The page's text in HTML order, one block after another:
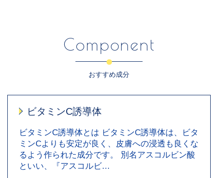
Component
おすすめ成分
ビタミンC誘導体
ビタミンC誘導体とは ビタミンC誘導体は、ビタ
ミンCよりも安定が良く、皮膚への浸透も良くな
るよう作られた成分です。 別名アスコルビン酸
といい、『アスコルビ…